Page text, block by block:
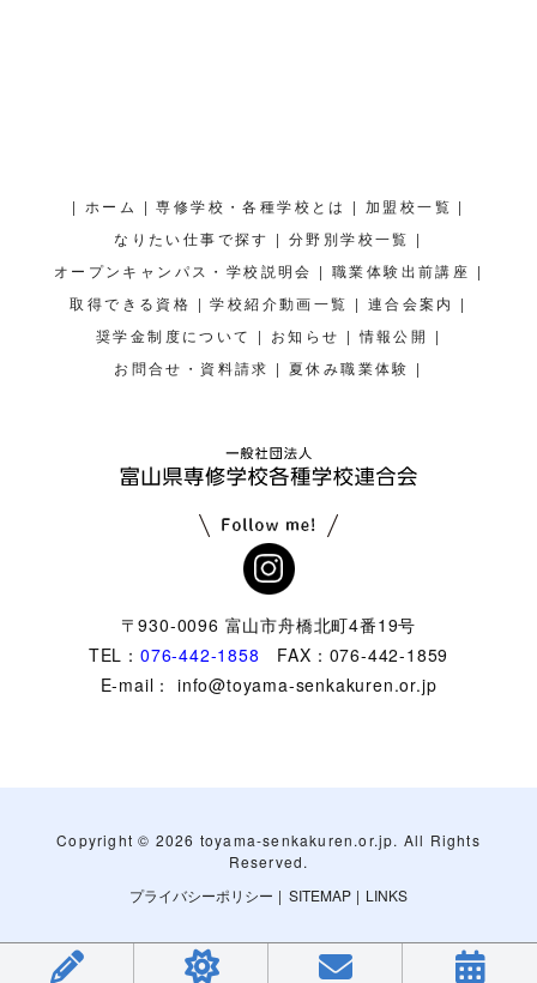
| ホーム |専修学校・各種学校とは | 加盟校一覧 |
なりたい仕事で探す |分野別学校一覧 |
オープンキャンパス・学校説明会 |職業体験出前講座 |
取得できる資格 |学校紹介動画一覧 | 連合会案内 |
奨学金制度について | お知らせ |情報公開 |
お問合せ・資料請求 | 夏休み職業体験 |
〒930-0096 富山市舟橋北町4番19号
TEL： 076-442-1858 FAX：076-442-1859
E-mail： info@toyama-senkakuren.or.jp
Copyright © 2026 toyama-senkakuren.or.jp. All Rights
Reserved.
プライバシーポリシー | SITEMAP| LINKS